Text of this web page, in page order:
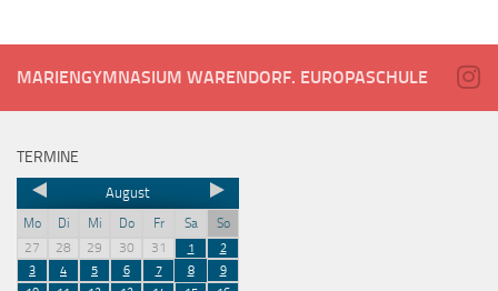
MARIENGYMNASIUM WARENDORF. EUROPASCHULE
TERMINE
August
Mo Di Mi Do Fr Sa
So
27
28 29 30 31 1
2
3
4 5 6 7 8
9